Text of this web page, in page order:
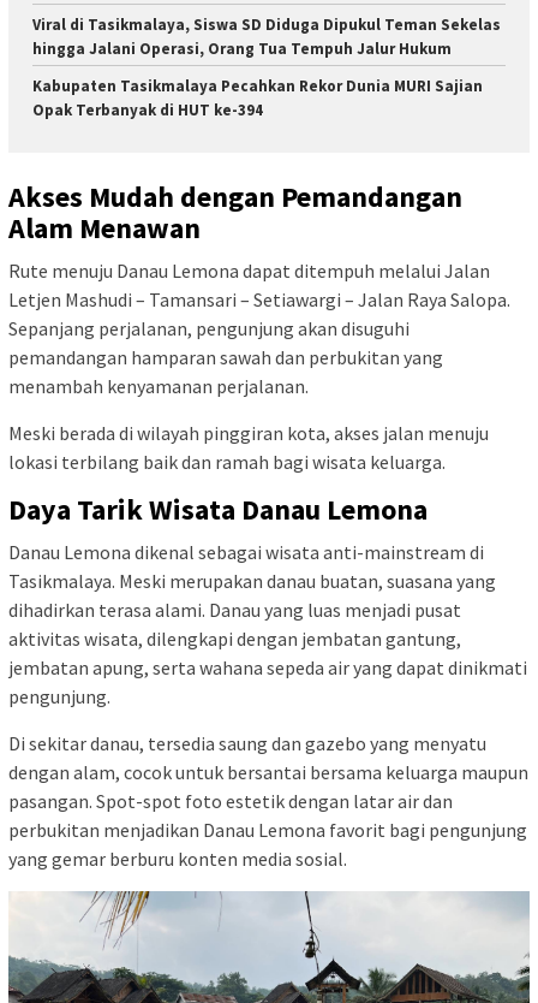
Viral di Tasikmalaya, Siswa SD Diduga Dipukul Teman Sekelas
hingga Jalani Operasi, Orang Tua Tempuh Jalur Hukum
Kabupaten Tasikmalaya Pecahkan Rekor Dunia MURI Sajian
Opak Terbanyak di HUT ke-394
Akses Mudah dengan Pemandangan
Alam Menawan
Rute menuju Danau Lemona dapat ditempuh melalui Jalan
Letjen Mashudi – Tamansari – Setiawargi – Jalan Raya Salopa.
Sepanjang perjalanan, pengunjung akan disuguhi
pemandangan hamparan sawah dan perbukitan yang
menambah kenyamanan perjalanan.
Meski berada di wilayah pinggiran kota, akses jalan menuju
lokasi terbilang baik dan ramah bagi wisata keluarga.
Daya Tarik Wisata Danau Lemona
Danau Lemona dikenal sebagai wisata anti-mainstream di
Tasikmalaya. Meski merupakan danau buatan, suasana yang
dihadirkan terasa alami. Danau yang luas menjadi pusat
aktivitas wisata, dilengkapi dengan jembatan gantung,
jembatan apung, serta wahana sepeda air yang dapat dinikmati
pengunjung.
Di sekitar danau, tersedia saung dan gazebo yang menyatu
dengan alam, cocok untuk bersantai bersama keluarga maupun
pasangan. Spot-spot foto estetik dengan latar air dan
perbukitan menjadikan Danau Lemona favorit bagi pengunjung
yang gemar berburu konten media sosial.